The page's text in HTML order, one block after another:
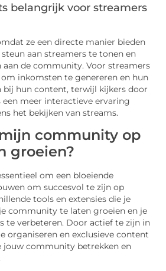
belangrijk voor streamers
ze een directe manier bieden
aan streamers te tonen en
aan de community. Voor streamers
inkomsten te genereren en hun
bij hun content, terwijl kijkers door
meer interactieve ervaring
het bekijken van streams.
community op
groeien?
om een bloeiende
om succesvol te zijn op
tools en extensies die je
community te laten groeien en je
te verbeteren. Door actief te zijn in
organiseren en exclusieve content
jouw community betrekken en